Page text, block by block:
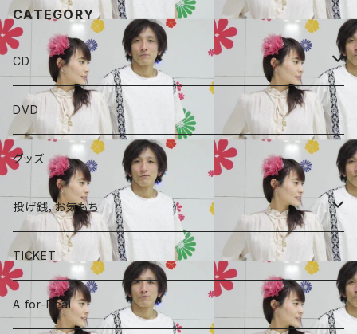
CATEGORY
CD
ALBAUM
A for-Real
毒ROCK団
SINGLE
コラボCD
A for-Real
毒ROCK団
DVD
グッズ
投げ銭，お気もち
あやめちゃんおやつ
頑張れ、しょーちゃん
TICKET
A for-Real